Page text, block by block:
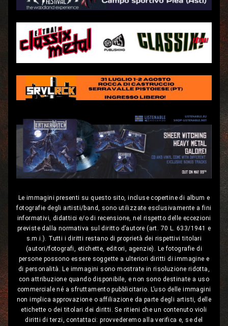
Le immagini presenti su questo sito, incluse copertine di album e
fotografie degli artisti/band, sono utilizzate esclusivamente a fini
informativi, didattici e/o di recensione, nel rispetto delle eccezioni
previste dalla normativa sul diritto d’autore (art. 70 L. 633/1941 e
s.m.i.). Tutti i diritti restano di proprietà dei rispettivi titolari
(autori/fotografi, etichette, editori, agenzie). Le fotografie di
persone possono essere soggette a ulteriori diritti di immagine e
di personalità. Le immagini sono mostrate in risoluzione ridotta,
con attribuzione quando disponibile, e non sono destinate a uso
commerciale né a sfruttamento pubblicitario. L’uso delle immagini
non implica approvazione o affiliazione da parte degli artisti, delle
etichette o dei titolari dei diritti. Se ritieni che un contenuto violi
diritti di terzi, contattaci: provvederemo alla verifica e, se del